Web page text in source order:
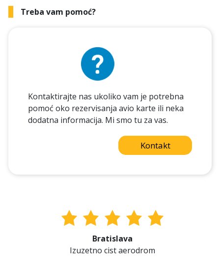
Treba vam pomoć?
Kontaktirajte nas ukoliko vam je potrebna
pomoć oko rezervisanja avio karte ili neka
dodatna informacija. Mi smo tu za vas.
Kontakt
Bratislava
Izuzetno cist aerodrom